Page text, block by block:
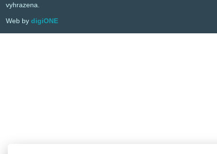
vyhrazena.
Web by digiONE